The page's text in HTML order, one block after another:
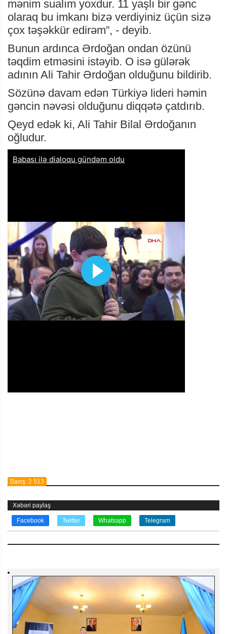
mənim sualım yoxdur. 11 yaşlı bir gənc
olaraq bu imkanı bizə verdiyiniz üçün sizə
çox təşəkkür edirəm”, - deyib.
Bunun ardınca Ərdoğan ondan özünü
təqdim etməsini istəyib. O isə gülərək
adının Ali Tahir Ərdoğan olduğunu bildirib.
Sözünə davam edən Türkiyə lideri həmin
gəncin nəvəsi olduğunu diqqətə çatdırıb.
Qeyd edək ki, Ali Tahir Bilal Ərdoğanın
oğludur.
Baxış: 2 513
Xəbəri paylaş
Facebook Twitter Whatsapp Telegram